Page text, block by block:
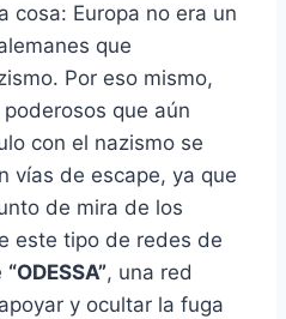
cosa: Europa no era un
que
Por eso mismo,
que aún
con el nazismo se
vías de escape, ya que
de mira de los
este tipo de redes de
“ODESSA”, una red
y ocultar la fuga